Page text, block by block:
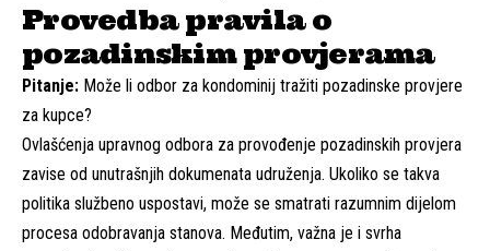
Provedba pravila o
pozadinskim provjerama
Pitanje: Može li odbor za kondominij tražiti pozadinske provjere
za kupce?
Ovlašćenja upravnog odbora za provođenje pozadinskih provjera
zavise od unutrašnjih dokumenata udruženja. Ukoliko se takva
politika službeno uspostavi, može se smatrati razumnim dijelom
procesa odobravanja stanova. Međutim, važna je i svrha